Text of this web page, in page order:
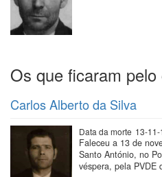
Paginação
Os que ficaram pelo
Carlos Alberto da Silva
Data da morte 13-
Faleceu a 13 de
Santo António, no
véspera, pela PVDE